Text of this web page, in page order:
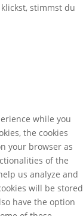
stimmst du
while you
the cookies
your browser as
of the
us analyze and
will be stored
have the option